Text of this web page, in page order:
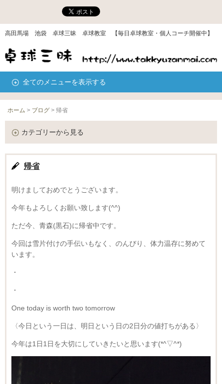
高田馬場 池袋 卓球三昧 卓球教室 【毎日卓球教室・個人コーチ開催中】
全てのメニューを表示する
ホーム > ブログ > 帰省
カテゴリーから見る
帰省
明けましておめでとうございます。
今年もよろしくお願い致します(^^)
ただ今、青森(黒石)に帰省中です。
今回は雪片付けの手伝いもなく、のんびり、体力温存に努めて
います。
・
・
One today is worth two tomorrow
〈今日という一日は、明日という日の2日分の値打ちがある〉
今年は1日1日を大切にしていきたいと思います(*^▽^*)